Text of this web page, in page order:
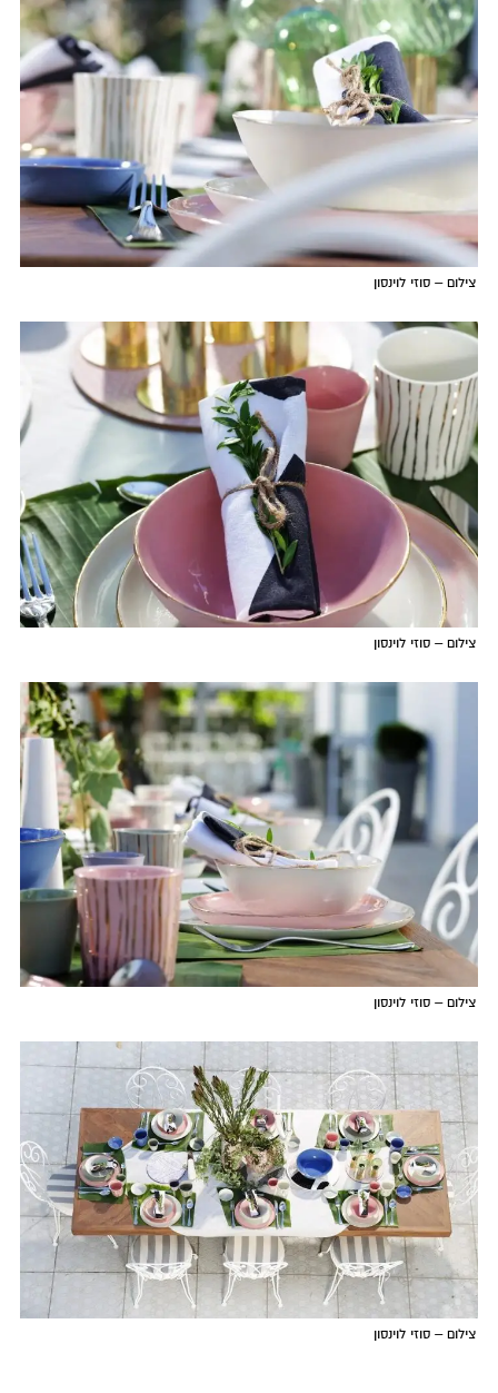
צילום – סוזי לוינסון
צילום – סוזי לוינסון
צילום – סוזי לוינסון
צילום – סוזי לוינסון